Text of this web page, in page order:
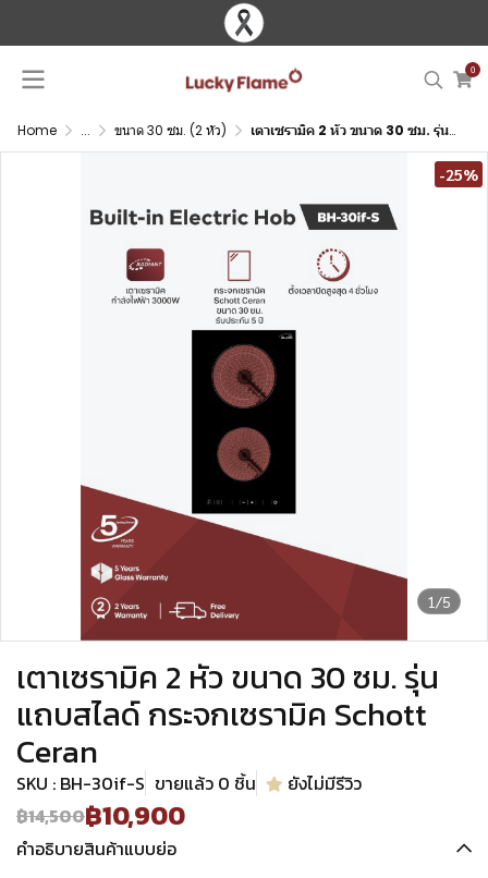
0
Home ... ขนาด 30 ซม. (2 หัว) เตาเซรามิค 2 หัว ขนาด 30 ซม. รุ่นแถบสไลด์ กระจกเซรามิค Schott Ceran
1/5
-25%
เตาเซรามิค 2 หัว ขนาด 30 ซม. รุ่น
แถบสไลด์ กระจกเซรามิค Schott
Ceran
SKU : BH-30if-S ขายแล้ว 0 ชิ้น
ยังไม่มีรีวิว
฿14,500฿10,900
คำอธิบายสินค้าแบบย่อ